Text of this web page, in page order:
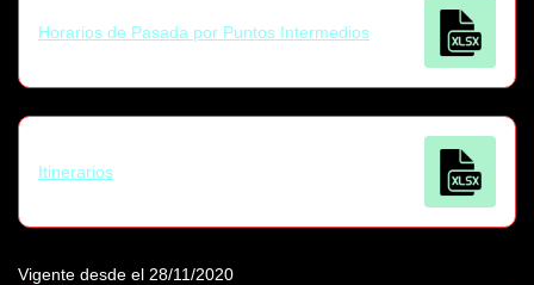
Horarios de Pasada por Puntos Intermedios
Itinerarios
Vigente desde el 28/11/2020